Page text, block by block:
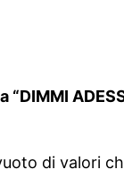
di valori